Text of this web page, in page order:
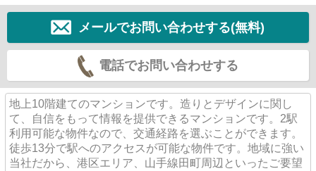
メールでお問い合わせする(無料)
電話でお問い合わせする
地上10階建てのマンションです。造りとデザインに関し
て、自信をもって情報を提供できるマンションです。2駅
利用可能な物件なので、交通経路を選ぶことができます。
徒歩13分で駅へのアクセスが可能な物件です。地域に強い
当社だから、港区エリア、山手線田町周辺といったご要望